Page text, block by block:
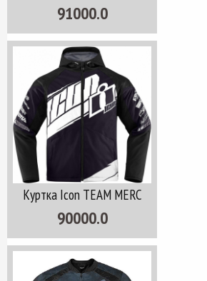
91000.0
Куртка Icon TEAM MERC
90000.0